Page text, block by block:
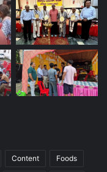
Content Foods